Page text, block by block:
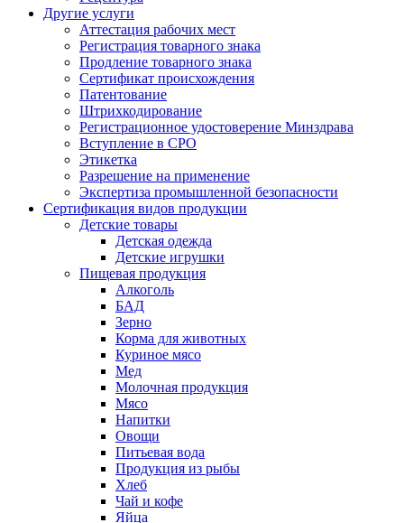
Другие услуги
Аттестация рабочих мест
Регистрация товарного знака
Продление товарного знака
Сертификат происхождения
Патентование
Штрихкодирование
Регистрационное удостоверение Минздрава
Вступление в СРО
Этикетка
Разрешение на применение
Экспертиза промышленной безопасности
Сертификация видов продукции
Детские товары
Детская одежда
Детские игрушки
Пищевая продукция
Алкоголь
БАД
Зерно
Корма для животных
Куриное мясо
Мед
Молочная продукция
Мясо
Напитки
Овощи
Питьевая вода
Продукция из рыбы
Хлеб
Чай и кофе
Яйца